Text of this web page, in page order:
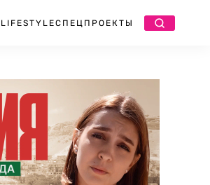
LIFESTYLEСПЕЦПРОЕКТЫ